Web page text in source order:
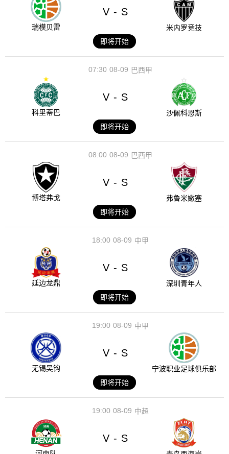
瑞模贝雷
V - S
米内罗竞技
即将开始
08-09
07:30 巴西甲
科里蒂巴
V - S
沙佩科恩斯
即将开始
08-09
08:00 巴西甲
博塔弗戈
V - S
弗鲁米嫩塞
即将开始
08-09
18:00 中甲
延边龙鼎
V - S
深圳青年人
即将开始
08-09
19:00 中甲
无锡吴钩
V - S
宁波职业足球俱乐部
即将开始
08-09
19:00 中超
V - S